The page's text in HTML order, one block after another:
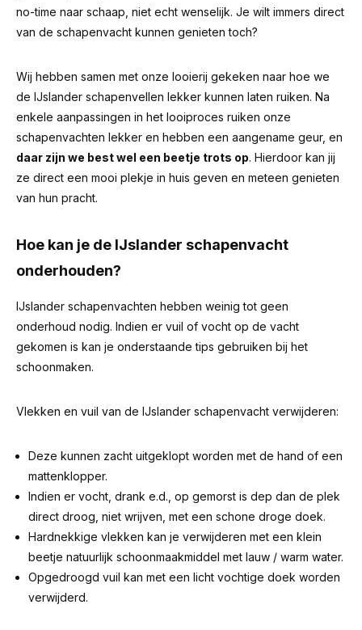
no-time naar schaap, niet echt wenselijk. Je wilt immers direct
van de schapenvacht kunnen genieten toch?
Wij hebben samen met onze looierij gekeken naar hoe we
de IJslander schapenvellen lekker kunnen laten ruiken. Na
enkele aanpassingen in het looiproces ruiken onze
schapenvachten lekker en hebben een aangename geur, en
daar zijn we best wel een beetje trots op. Hierdoor kan jij
ze direct een mooi plekje in huis geven en meteen genieten
van hun pracht.
Hoe kan je de IJslander schapenvacht
onderhouden?
IJslander schapenvachten hebben weinig tot geen
onderhoud nodig. Indien er vuil of vocht op de vacht
gekomen is kan je onderstaande tips gebruiken bij het
schoonmaken.
Vlekken en vuil van de IJslander schapenvacht verwijderen:
Deze kunnen zacht uitgeklopt worden met de hand of een
mattenklopper.
Indien er vocht, drank e.d., op gemorst is dep dan de plek
direct droog, niet wrijven, met een schone droge doek.
Hardnekkige vlekken kan je verwijderen met een klein
beetje natuurlijk schoonmaakmiddel met lauw / warm water.
Opgedroogd vuil kan met een licht vochtige doek worden
verwijderd.